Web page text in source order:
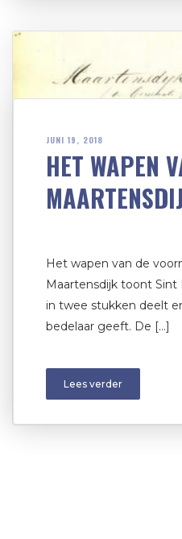
JUNI 19, 2018
HET WAPEN
Het wapen van de
Maartensdijk toont
in twee stukken deelt
bedelaar geeft. De […]
Lees verder